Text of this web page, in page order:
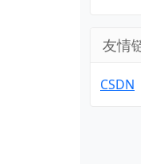
友情
CSDN